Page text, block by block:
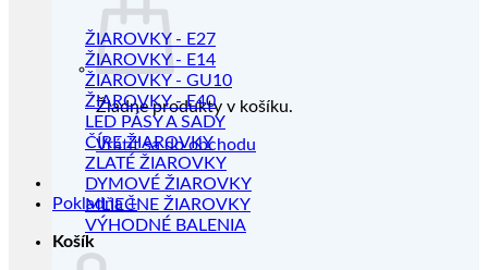
Žiadne produkty v košíku.
Vrátiť sa do obchodu
Pokladňa +
Košík
ŽIAROVKY - E27
ŽIAROVKY - E14
ŽIAROVKY - GU10
ŽIAROVKY - E40
LED PÁSY A SADY
ČÍRE ŽIAROVKY
ZLATÉ ŽIAROVKY
DYMOVÉ ŽIAROVKY
MLIEČNE ŽIAROVKY
VÝHODNÉ BALENIA